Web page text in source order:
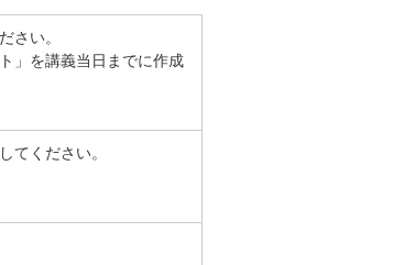
さい。
」を講義当日までに作成
てください。